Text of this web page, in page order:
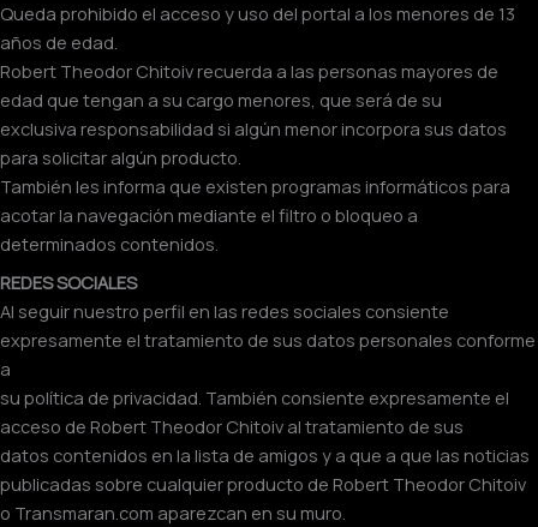
Queda prohibido el acceso y uso del portal a los menores de 13
años de edad.
Robert Theodor Chitoiv recuerda a las personas mayores de
edad que tengan a su cargo menores, que será de su
exclusiva responsabilidad si algún menor incorpora sus datos
para solicitar algún producto.
También les informa que existen programas informáticos para
acotar la navegación mediante el filtro o bloqueo a
determinados contenidos.
REDES SOCIALES
Al seguir nuestro perfil en las redes sociales consiente
expresamente el tratamiento de sus datos personales conforme
a
su política de privacidad. También consiente expresamente el
acceso de Robert Theodor Chitoiv al tratamiento de sus
datos contenidos en la lista de amigos y a que a que las noticias
publicadas sobre cualquier producto de Robert Theodor Chitoiv
o Transmaran.com aparezcan en su muro.